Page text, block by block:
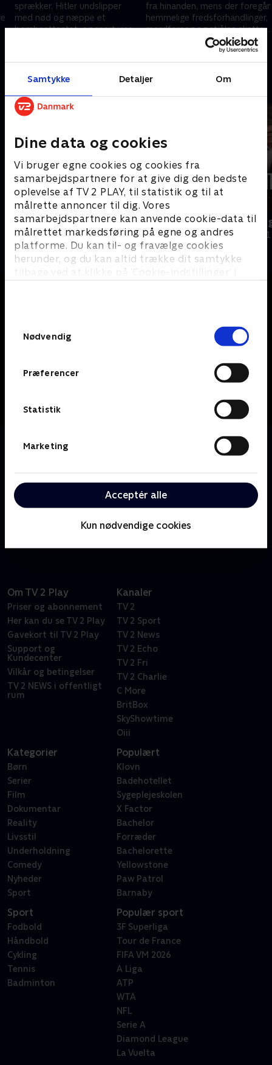
Samtykke Detaljer Om
Dine data og cookies
Vi bruger egne cookies og cookies fra
samarbejdspartnere for at give dig den bedste
oplevelse af TV 2 PLAY, til statistik og til at
målrette annoncer til dig. Vores
samarbejdspartnere kan anvende cookie-data til
målrettet markedsføring på egne og andres
platforme. Du kan til- og fravælge cookies
herunder, og du kan altid trække dit samtykke
tilbage ved at klikke på ’Cookie-indstillinger’ i
Nødvendig
Præferencer
Statistik
Marketing
Acceptér alle
Kun nødvendige cookies
sprækker. Hitler undslipper
med nød og næppe et
bombeattentat, og snart viser
fra hinanden, mens der foregår
hemmelige fredsforhandlinger,
mordforsøg og stjålne skatte
gemmes af vejen
4. maj 2025 • 52 min
Andre så også
Rejseholdet - jagten på en morder
Dokumentar • 2 sæsoner
Ingemann
Dokumentar •
Om Hitler's Circle of Evil
Den detaljerede historie om Det Tredje Riges storhed
Hitlers loyale tilhængere, som havde Førerens tillid.
Mænd som Himmler, Hess, Göring og Goebbels, som
engagement i den nazistiske sag.
Om TV 2 Play
Priser og abonnement
Her kan du se TV 2 Play
Gavekort til TV 2 Play
Support og
Kundecenter
Vilkår og betingelser
TV 2 NEWS i offentligt
rum
Kanaler
TV 2
TV 2 Sport
TV 2 News
TV 2 Echo
TV 2 Fri
TV 2 Charlie
C More
BritBox
SkyShowtime
Oiii
Kategorier
Børn
Serier
Film
Dokumentar
Reality
Livsstil
Underholdning
Comedy
Nyheder
Sport
Populært
Klovn
Badehotellet
Sygeplejeskolen
X Factor
Bachelor
Forræder
Bachelorette
Yellowstone
Paw Patrol
Barnaby
Sport
Fodbold
Håndbold
Cykling
Tennis
Badminton
Populær sport
3F Superliga
Tour de France
FIFA VM 2026
A Liga
ATP
WTA
NFL
Serie A
Diamond League
La Vuelta